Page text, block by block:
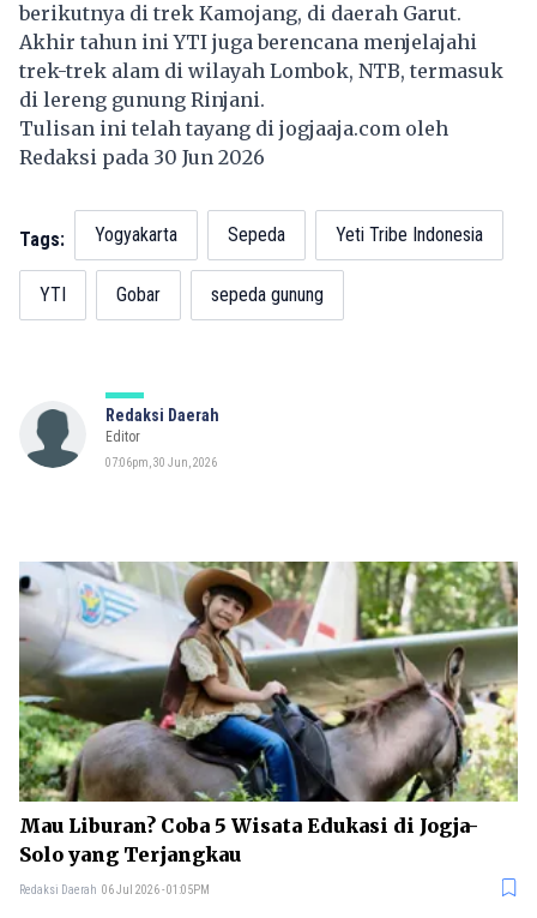
berikutnya di trek Kamojang, di daerah Garut.
Akhir tahun ini YTI juga berencana menjelajahi
trek-trek alam di wilayah Lombok, NTB, termasuk
di lereng gunung Rinjani.
Tulisan ini telah tayang di jogjaaja.com oleh
Redaksi pada 30 Jun 2026
Tags: Yogyakarta Sepeda Yeti Tribe Indonesia
YTI Gobar sepeda gunung
Redaksi Daerah
Editor
07:06pm, 30 Jun, 2026
Mau Liburan? Coba 5 Wisata Edukasi di Jogja-
Solo yang Terjangkau
Redaksi Daerah 06 Jul 2026 - 01:05PM